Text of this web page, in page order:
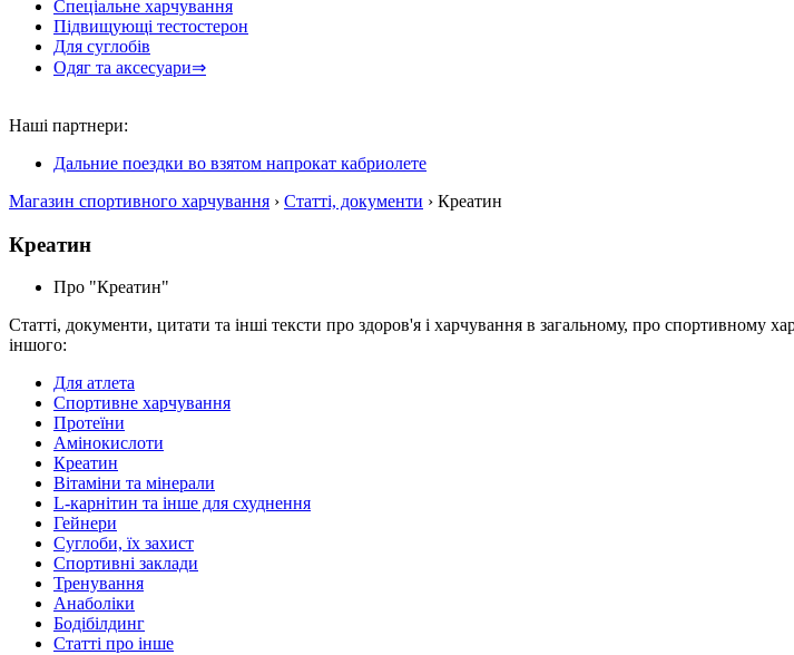
Спеціальне харчування
Підвищующі тестостерон
Для суглобів
Одяг та аксесуари⇒
Наші партнери:
Дальние поездки во взятом напрокат кабриолете
Магазин спортивного харчування › Статті, документи › Креатин
Креатин
Про "Креатин"
Статті, документи, цитати та інші тексти про здоров'я і харчування в загальному, про спортивному
іншого:
Для атлета
Спортивне харчування
Протеїни
Амінокислоти
Креатин
Вітаміни та мінерали
L-карнітин та інше для схуднення
Гейнери
Суглоби, їх захист
Спортивні заклади
Тренування
Анаболіки
Бодібілдинг
Статті про інше